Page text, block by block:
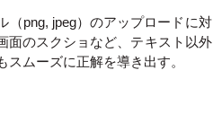
（png, jpeg）のアップロードに対
面のスクショなど、テキスト以外
スムーズに正解を導き出す。